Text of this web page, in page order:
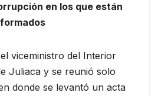
en los que están
viceministro del Interior
Juliaca y se reunió solo
donde se levantó un acta